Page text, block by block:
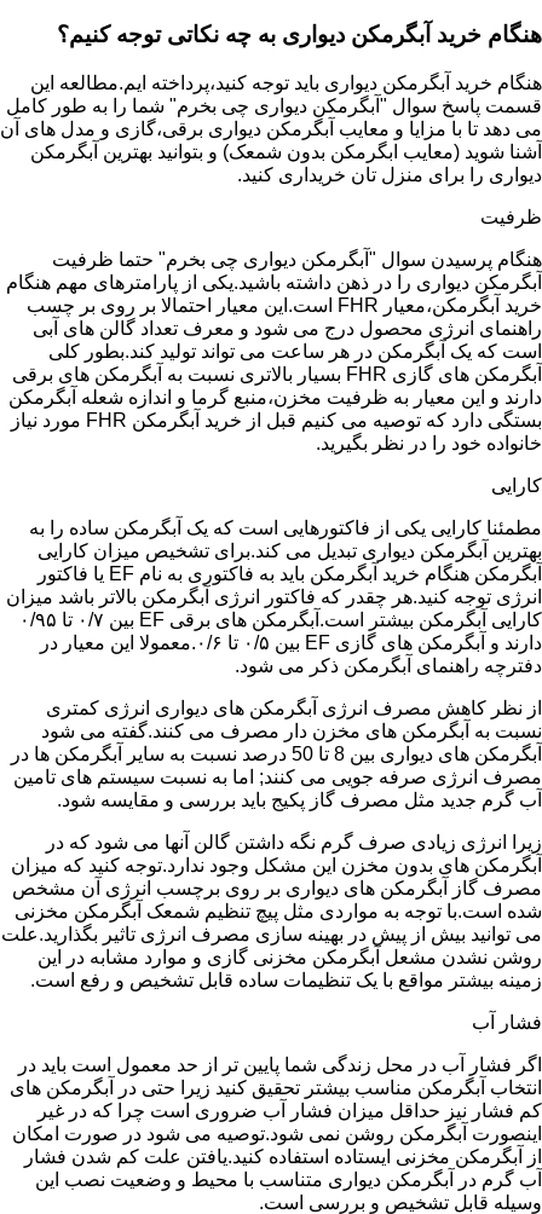
هنگام خرید آبگرمکن دیواری به چه نکاتی توجه کنیم؟
هنگام خرید آبگرمکن دیواری باید توجه کنید،پرداخته ایم.مطالعه این
قسمت پاسخ سوال "آبگرمکن دیواری چی بخرم" شما را به طور کامل
می دهد تا با مزایا و معایب آبگرمکن دیواری برقی،گازی و مدل های آن
آشنا شوید (معایب ابگرمکن بدون شمعک) و بتوانید بهترین آبگرمکن
دیواری را برای منزل تان خریداری کنید.
ظرفیت
هنگام پرسیدن سوال "آبگرمکن دیواری چی بخرم" حتما ظرفیت
آبگرمکن دیواری را در ذهن داشته باشید.یکی از پارامترهای مهم هنگام
خرید آبگرمکن،معیار FHR است.این معیار احتمالا بر روی بر چسب
راهنمای انرژی محصول درج می شود و معرف تعداد گالن های آبی
است که یک آبگرمکن در هر ساعت می تواند تولید کند.بطور کلی
آبگرمکن های گازی FHR بسیار بالاتری نسبت به آبگرمکن های برقی
دارند و این معیار به ظرفیت مخزن،منبع گرما و اندازه شعله آبگرمکن
بستگی دارد که توصیه می کنیم قبل از خرید آبگرمکن FHR مورد نیاز
خانواده خود را در نظر بگیرید.
کارایی
مطمئنا کارایی یکی از فاکتورهایی است که یک آبگرمکن ساده را به
بهترین آبگرمکن دیواری تبدیل می کند.برای تشخیص میزان کارایی
آبگرمکن هنگام خرید آبگرمکن باید به فاکتوری به نام EF یا فاکتور
انرژی توجه کنید.هر چقدر که فاکتور انرژی آبگرمکن بالاتر باشد میزان
کارایی آبگرمکن بیشتر است.آبگرمکن های برقی EF بین ۰/۷ تا ۰/۹۵
دارند و آبگرمکن های گازی EF بین ۰/۵ تا ۰/۶.معمولا این معیار در
دفترچه راهنمای آبگرمکن ذکر می شود.
از نظر کاهش مصرف انرژی آبگرمکن های دیواری انرژی کمتری
نسبت به آبگرمکن های مخزن دار مصرف می کنند.گفته می شود
آبگرمکن های دیواری بین 8 تا 50 درصد نسبت به سایر آبگرمکن ها در
مصرف انرژی صرفه جویی می کنند; اما به نسبت سیستم های تامین
آب گرم جدید مثل مصرف گاز پکیج باید بررسی و مقایسه شود.
زیرا انرژی زیادی صرف گرم نگه داشتن گالن آنها می شود که در
آبگرمکن های بدون مخزن این مشکل وجود ندارد.توجه کنید که میزان
مصرف گاز آبگرمکن های دیواری بر روی برچسب انرژی آن مشخص
شده است.با توجه به مواردی مثل پیچ تنظیم شمعک آبگرمکن مخزنی
می توانید بیش از پیش در بهینه سازی مصرف انرژی تاثیر بگذارید.علت
روشن نشدن مشعل آبگرمکن مخزنی گازی و موارد مشابه در این
زمینه بیشتر مواقع با یک تنظیمات ساده قابل تشخیص و رفع است.
فشار آب
اگر فشار آب در محل زندگی شما پایین تر از حد معمول است باید در
انتخاب آبگرمکن مناسب بیشتر تحقیق کنید زیرا حتی در آبگرمکن های
کم فشار نیز حداقل میزان فشار آب ضروری است چرا که در غیر
اینصورت آبگرمکن روشن نمی شود.توصیه می شود در صورت امکان
از آبگرمکن مخزنی ایستاده استفاده کنید.یافتن علت کم شدن فشار
آب گرم در آبگرمکن دیواری متناسب با محیط و وضعیت نصب این
وسیله قابل تشخیص و بررسی است.